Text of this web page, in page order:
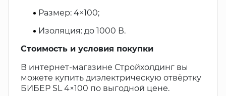
Размер: 4×100;
Изоляция: до 1000 В.
Стоимость и условия покупки
В интернет-магазине Стройхолдинг вы
можете купить диэлектрическую отвёртку
БИБЕР SL 4×100 по выгодной цене.